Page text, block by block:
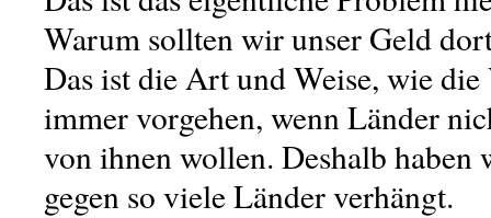
Warum sollten wir unser Geld
Das ist die Art und Weise, wie die
immer vorgehen, wenn Länder
von ihnen wollen. Deshalb haben
gegen so viele Länder verhängt.